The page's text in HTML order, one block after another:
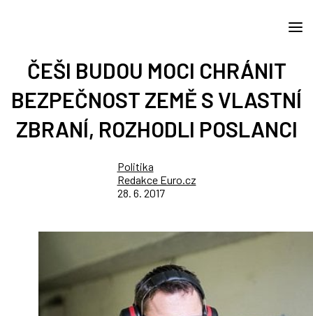
ČEŠI BUDOU MOCI CHRÁNIT
BEZPEČNOST ZEMĚ S VLASTNÍ
ZBRANÍ, ROZHODLI POSLANCI
Politika
Redakce Euro.cz
28. 6. 2017